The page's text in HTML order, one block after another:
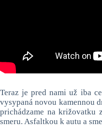
Teraz je pred nami už iba
vysypaná novou kamennou
prichádzame na križovatku
smeru. Asfaltkou k autu a